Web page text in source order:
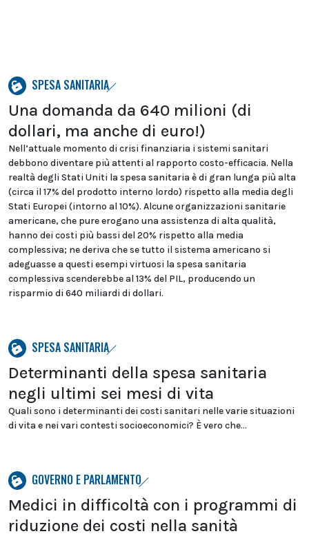
SPESA SANITARIA
Una domanda da 640 milioni (di
dollari, ma anche di euro!)
Nell’attuale momento di crisi finanziaria i sistemi sanitari
debbono diventare più attenti al rapporto costo-efficacia. Nella
realtà degli Stati Uniti la spesa sanitaria è di gran lunga più alta
(circa il 17% del prodotto interno lordo) rispetto alla media degli
Stati Europei (intorno al 10%). Alcune organizzazioni sanitarie
americane, che pure erogano una assistenza di alta qualità,
hanno dei costi più bassi del 20% rispetto alla media
complessiva; ne deriva che se tutto il sistema americano si
adeguasse a questi esempi virtuosi la spesa sanitaria
complessiva scenderebbe al 13% del PIL, producendo un
risparmio di 640 miliardi di dollari.
SPESA SANITARIA
Determinanti della spesa sanitaria
negli ultimi sei mesi di vita
Quali sono i determinanti dei costi sanitari nelle varie situazioni
di vita e nei vari contesti socioeconomici? È vero che...
GOVERNO E PARLAMENTO
Medici in difficoltà con i programmi di
riduzione dei costi nella sanità